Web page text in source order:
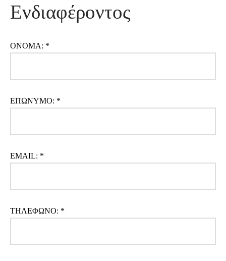
Ενδιαφέροντος
ΟΝΟΜΑ: *
ΕΠΩΝΥΜΟ: *
EMAIL: *
ΤΗΛΕΦΩΝΟ: *